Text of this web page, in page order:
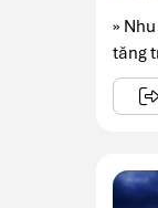
»
tăng
nhờ